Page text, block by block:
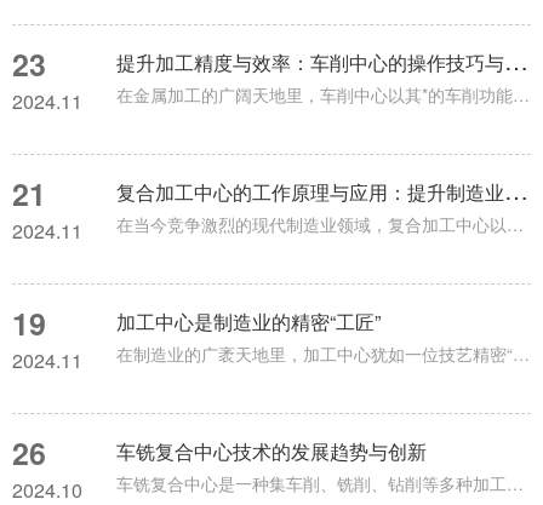
23
2024.11
提
升加工精度与效率：车削中心的操作技巧与维护要点
在金属加工的广阔天地里，车削中心以其*的车削功能和不断拓展的加工能力，宛如一支训练有素的“主力军”，在众多机械零部件的制造中发挥着作用，推动着制造业持续向前发展。车削中心的核心结构包含主轴箱、刀库、回转工作台以及数控系统等关键部件。主轴箱内的主轴是整个车削过程的动力源泉，它能够以不同的转速带动工件旋转，就像汽车的发动机一样，为后续的切削加工提供稳定且合适的动力支持。刀库则如同一个刀具的“仓库”，里面存放着各式各样的车刀、镗刀等刀具，通过自动换刀装置可以在极短时间内选取并更换所...
21
2024.11
复
合加工中心的工作原理与应用：提升制造业生产效率
在当今竞争激烈的现代制造业领域，复合加工中心以其优势脱颖而出，宛如一把全能的“利器”，为众多复杂精密零部件的加工带来了高效与精准，推动着制造业不断迈向新的高度。复合加工中心它集多种加工工艺于一身。一台设备往往整合了车削、铣削、钻削、镗削等多种加工方式，打破了传统加工设备单一功能的局限。比如，在加工一个复杂的航空发动机零部件时，以往可能需要先在车床上进行外形车削，再转移到铣床上进行平面铣削、钻孔等操作，工序转换过程中不仅耗时费力，还容易因为装夹定位误差影响最终的加工精度。而复合...
19
2024.11
加工中心是制造业的精密“工匠”
在制造业的广袤天地里，加工中心犹如一位技艺精密“工匠”，凭借其高度自动化、高精度的加工能力，在各类零部件的生产中扮演着*的角色，是推动现代工业不断向前发展的关键力量。加工中心的核心优势在于它的高度自动化。它集成了数控技术、自动换刀系统以及自动对刀系统等先进功能，操作人员只需将设计好的加工程序输入到控制系统中，加工中心就能按照设定的指令自动完成工件的加工。从工件的定位装夹，到刀具的选择、切削路径的规划以及加工过程中的各种参数调整，一切都有条不紊地进行，大大减少了人工干预，不仅提...
26
2024.10
车铣复合中心技术的发展趋势与创新
车铣复合中心是一种集车削、铣削、钻削等多种加工功能于一体的高精度机床。它融合了先进的数控技术和机械设计理念，能够在一次装夹中完成复杂零件的多工序加工，极大地提高了加工效率和精度。车铣复合中心的优势显而易见。首先，它实现了高度的集成化。将多种加工功能集中在一台机床上，减少了零件在不同机床之间的转移和装夹次数，不仅节省了加工时间，还降低了因多次装夹而产生的误差，提高了零件的加工精度。其次，车铣复合中心具有*的切削能力。配备高性能的主轴和刀具系统，能够适应各种材料的加工需求，无论是...